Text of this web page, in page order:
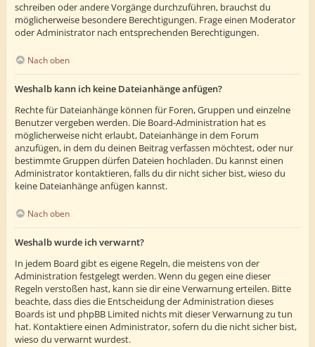
schreiben oder andere Vorgänge durchzuführen, brauchst du
möglicherweise besondere Berechtigungen. Frage einen Moderator
oder Administrator nach entsprechenden Berechtigungen.
Nach oben
Weshalb kann ich keine Dateianhänge anfügen?
Rechte für Dateianhänge können für Foren, Gruppen und einzelne
Benutzer vergeben werden. Die Board-Administration hat es
möglicherweise nicht erlaubt, Dateianhänge in dem Forum
anzufügen, in dem du deinen Beitrag verfassen möchtest, oder nur
bestimmte Gruppen dürfen Dateien hochladen. Du kannst einen
Administrator kontaktieren, falls du dir nicht sicher bist, wieso du
keine Dateianhänge anfügen kannst.
Nach oben
Weshalb wurde ich verwarnt?
In jedem Board gibt es eigene Regeln, die meistens von der
Administration festgelegt werden. Wenn du gegen eine dieser
Regeln verstoßen hast, kann sie dir eine Verwarnung erteilen. Bitte
beachte, dass dies die Entscheidung der Administration dieses
Boards ist und phpBB Limited nichts mit dieser Verwarnung zu tun
hat. Kontaktiere einen Administrator, sofern du die nicht sicher bist,
wieso du verwarnt wurdest.